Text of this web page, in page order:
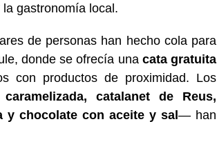
gastronomía local.
de personas han hecho cola para
donde se ofrecía una cata gratuita
con productos de proximidad. Los
catalanet de Reus,
y chocolate con aceite y sal— han